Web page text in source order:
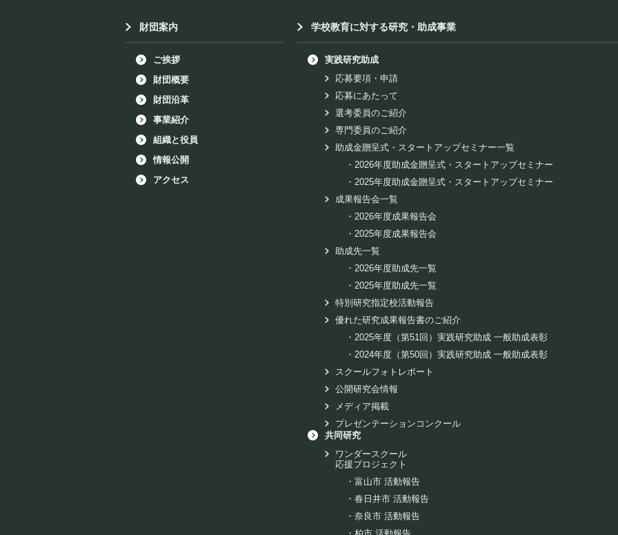
財団案内
ご挨拶
財団概要
財団沿革
事業紹介
組織と役員
情報公開
アクセス
学校教育に対する研究・助成事業
実践研究助成
応募要項・申請
応募にあたって
選考委員のご紹介
専門委員のご紹介
助成金贈呈式・スタートアップセミナー一覧
・ 2026年度助成金贈呈式・スタートアップセミナー
・ 2025年度助成金贈呈式・スタートアップセミナー
成果報告会一覧
・ 2026年度成果報告会
・ 2025年度成果報告会
助成先一覧
・ 2026年度助成先一覧
・ 2025年度助成先一覧
特別研究指定校活動報告
優れた研究成果報告書のご紹介
・ 2025年度（第51回）実践研究助成 一般助成表彰
・ 2024年度（第50回）実践研究助成 一般助成表彰
スクールフォトレポート
公開研究会情報
メディア掲載
プレゼンテーションコンクール
共同研究
ワンダースクール
応援プロジェクト
・ 富山市 活動報告
・ 春日井市 活動報告
・ 奈良市 活動報告